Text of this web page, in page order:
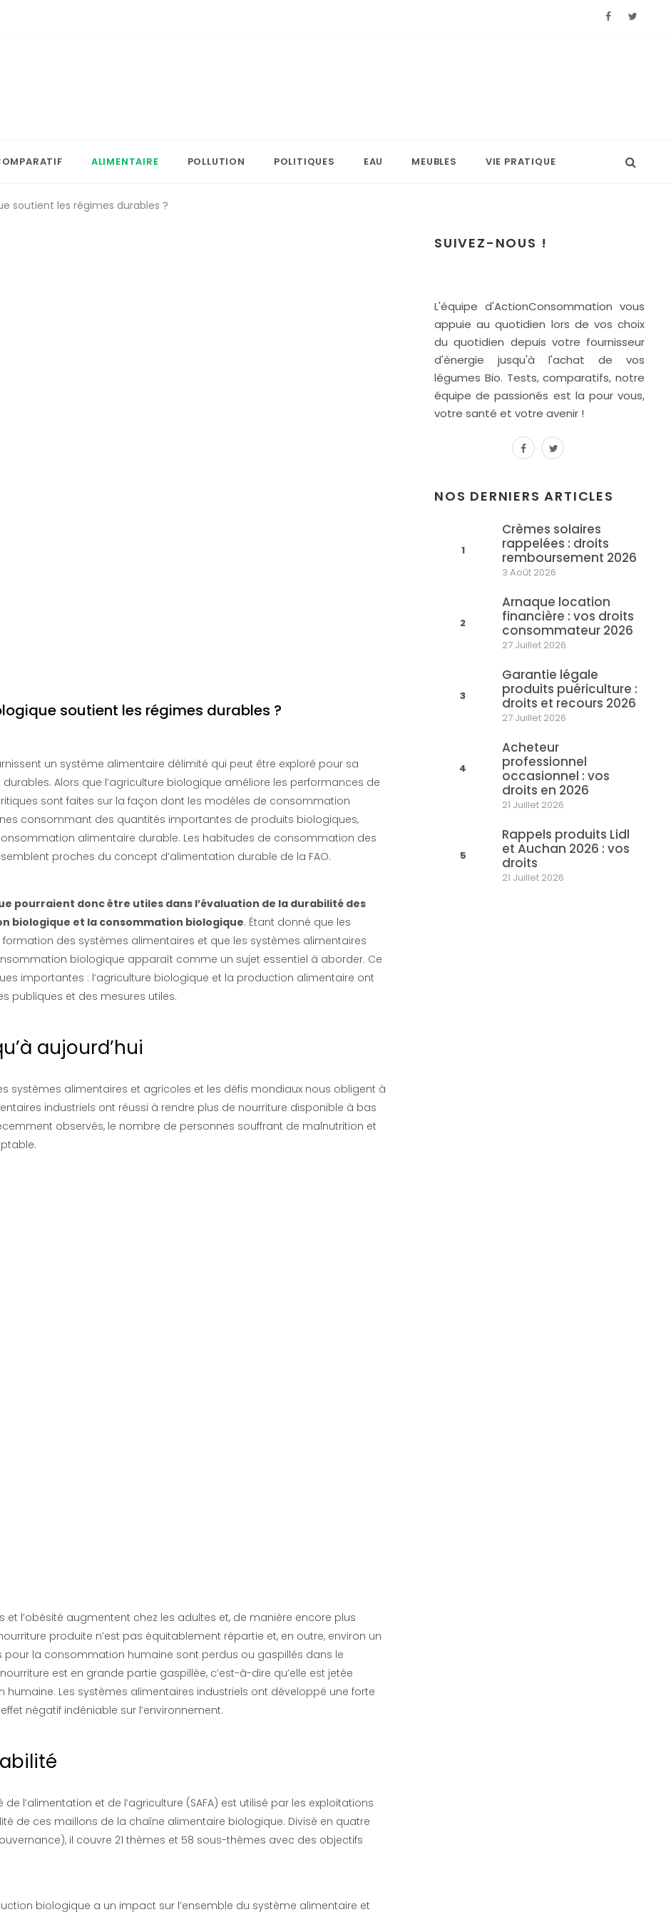
ALIMENTAIRE POLLUTION POLITIQUES EAU MEUBLES VIE PRATIQUE
soutient les régimes durables ?
soutient les régimes durables ?
un système alimentaire délimité qui peut être exploré pour sa
Alors que l’agriculture biologique améliore les performances de
sont faites sur la façon dont les modèles de consommation
consommant des quantités importantes de produits biologiques,
alimentaire durable. Les habitudes de consommation des
proches du concept d’alimentation durable de la FAO.
pourraient donc être utiles dans l’évaluation de la durabilité des
biologique et la consommation biologique. Étant donné que les
des systèmes alimentaires et que les systèmes alimentaires
biologique apparaît comme un sujet essentiel à aborder. Ce
importantes : l’agriculture biologique et la production alimentaire ont
publiques et des mesures utiles.
aujourd’hui
systèmes alimentaires et agricoles et les défis mondiaux nous obligent à
industriels ont réussi à rendre plus de nourriture disponible à bas
observés, le nombre de personnes souffrant de malnutrition et
l’obésité augmentent chez les adultes et, de manière encore plus
produite n’est pas équitablement répartie et, en outre, environ un
la consommation humaine sont perdus ou gaspillés dans le
est en grande partie gaspillée, c’est-à-dire qu’elle est jetée
Les systèmes alimentaires industriels ont développé une forte
négatif indéniable sur l’environnement.
l’alimentation et de l’agriculture (SAFA) est utilisé par les exploitations
de ces maillons de la chaîne alimentaire biologique. Divisé en quatre
il couvre 21 thèmes et 58 sous-thèmes avec des objectifs
biologique a un impact sur l’ensemble du système alimentaire et
SUIVEZ-NOUS !
L'équipe d'ActionConsommation vous
appuie au quotidien lors de vos choix
du quotidien depuis votre fournisseur
d'énergie jusqu'à l'achat de vos
légumes Bio. Tests, comparatifs, notre
équipe de passionés est la pour vous,
votre santé et votre avenir !
facebook
twitter
NOS DERNIERS ARTICLES
1
Crèmes solaires
rappelées : droits
remboursement 2026
3 Août 2026
2
Arnaque location
financière : vos droits
consommateur 2026
27 Juillet 2026
3
Garantie légale
produits puériculture :
droits et recours 2026
27 Juillet 2026
4
Acheteur
professionnel
occasionnel : vos
droits en 2026
21 Juillet 2026
5
Rappels produits Lidl
et Auchan 2026 : vos
droits
21 Juillet 2026